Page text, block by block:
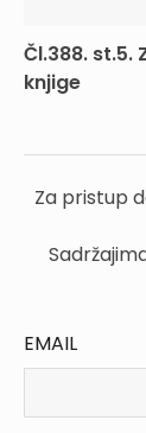
Čl.388. st.5.
knjige
Za pristup
EMAIL